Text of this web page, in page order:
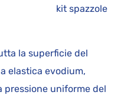
la superficie del
elastica evodium,
pressione uniforme del